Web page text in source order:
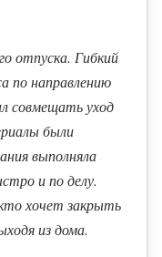
отпуска. Гибкий
по направлению
совмещать уход
были
выполняла
и по делу.
хочет закрыть
из дома.